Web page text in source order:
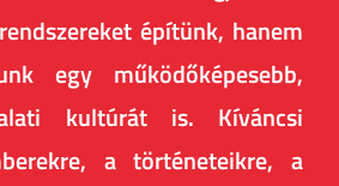
építünk, hanem
egy működőképesebb,
kultúrát is. Kíváncsi
a történeteikre, a